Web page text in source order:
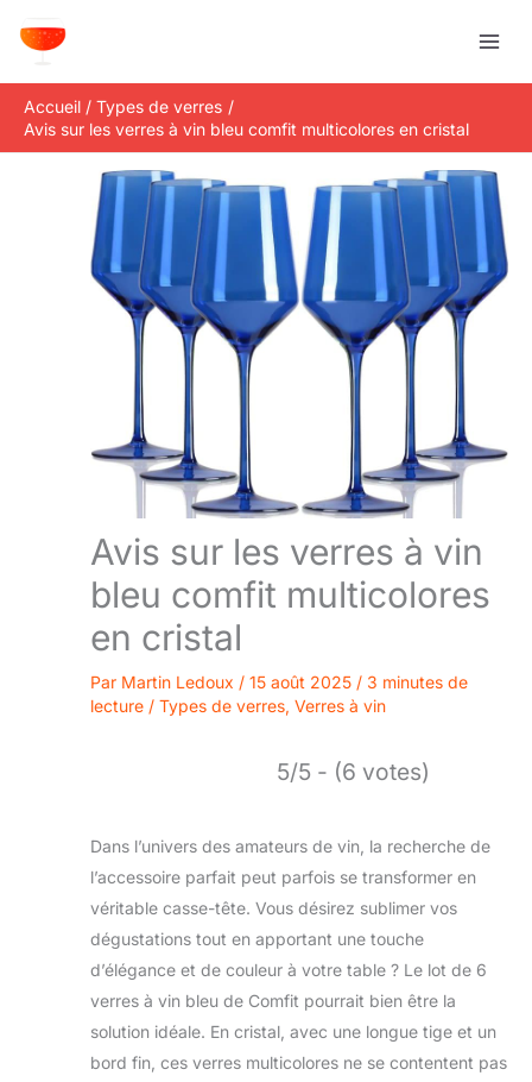
Accueil
Types de verres
Avis sur les verres à vin bleu comfit multicolores en cristal
Avis sur les verres à vin
bleu comfit multicolores
en cristal
Par Martin Ledoux / 15 août 2025 / 3 minutes de
lecture / Types de verres, Verres à vin
5/5 - (6 votes)
Dans l’univers des amateurs de vin, la recherche de
l’accessoire parfait peut parfois se transformer en
véritable casse-tête. Vous désirez sublimer vos
dégustations tout en apportant une touche
d’élégance et de couleur à votre table ? Le lot de 6
verres à vin bleu de Comfit pourrait bien être la
solution idéale. En cristal, avec une longue tige et un
bord fin, ces verres multicolores ne se contentent pas
e
c
h
e